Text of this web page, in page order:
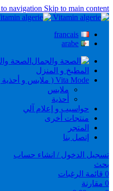
navigation Skip to main content
francais
arabe
الصحة
المطبخ و المنزل
Vita Mode ( ملابس و أحذية )
ملابس
أحذية
حواسيب و إعلام آلي
منتجات أخرى
المتجر
إتصل بنا
تسجيل الدخول / انشاء حساب
بحث
0 قائمة الرغبات
0 مقارنة